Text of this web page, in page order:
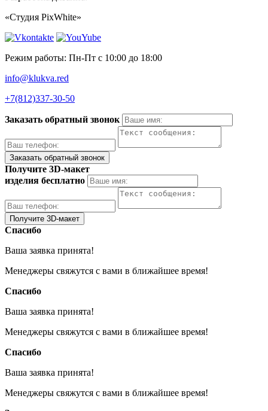
«Студия PixWhite»
Режим работы: Пн-Пт с 10:00 до 18:00
info@klukva.red
+7(812)337‑30-50
Заказать обратный звонок
Получите 3D-макет
изделия бесплатно
Спасибо
Ваша заявка принята!
Менеджеры свяжутся с вами в ближайшее время!
Спасибо
Ваша заявка принята!
Менеджеры свяжутся с вами в ближайшее время!
Спасибо
Ваша заявка принята!
Менеджеры свяжутся с вами в ближайшее время!